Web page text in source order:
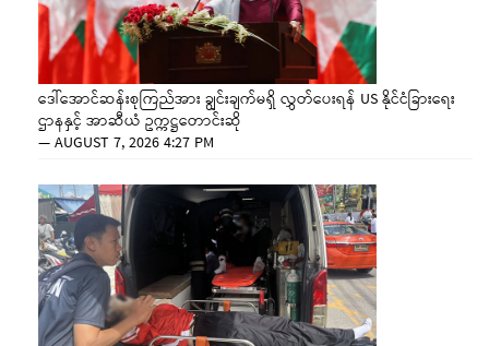
ဒေါ်အောင်ဆန်းစုကြည်အား ချွင်းချက်မရှိ လွှတ်ပေးရန် US နိုင်ငံခြားရေး
ဌာနနှင့် အာဆီယံ ဥက္ကဋ္ဌတောင်းဆို
—AUGUST 7, 2026 4:27 PM